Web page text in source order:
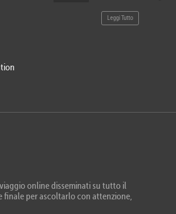
Leggi Tutto
online disseminati su tutto il
finale per ascoltarlo con attenzione,